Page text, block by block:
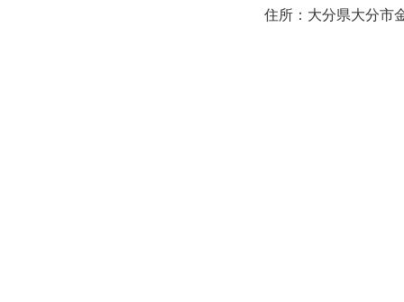
住所：大分県大分市